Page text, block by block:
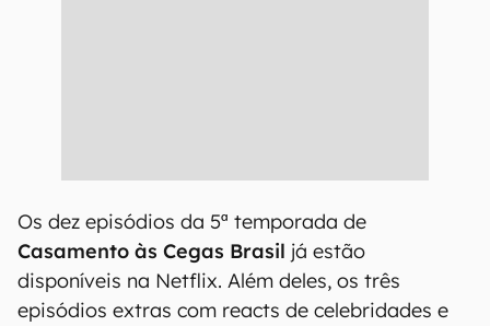
Os dez episódios da 5ª temporada de
Casamento às Cegas Brasil já estão
disponíveis na Netflix. Além deles, os três
episódios extras com reacts de celebridades e